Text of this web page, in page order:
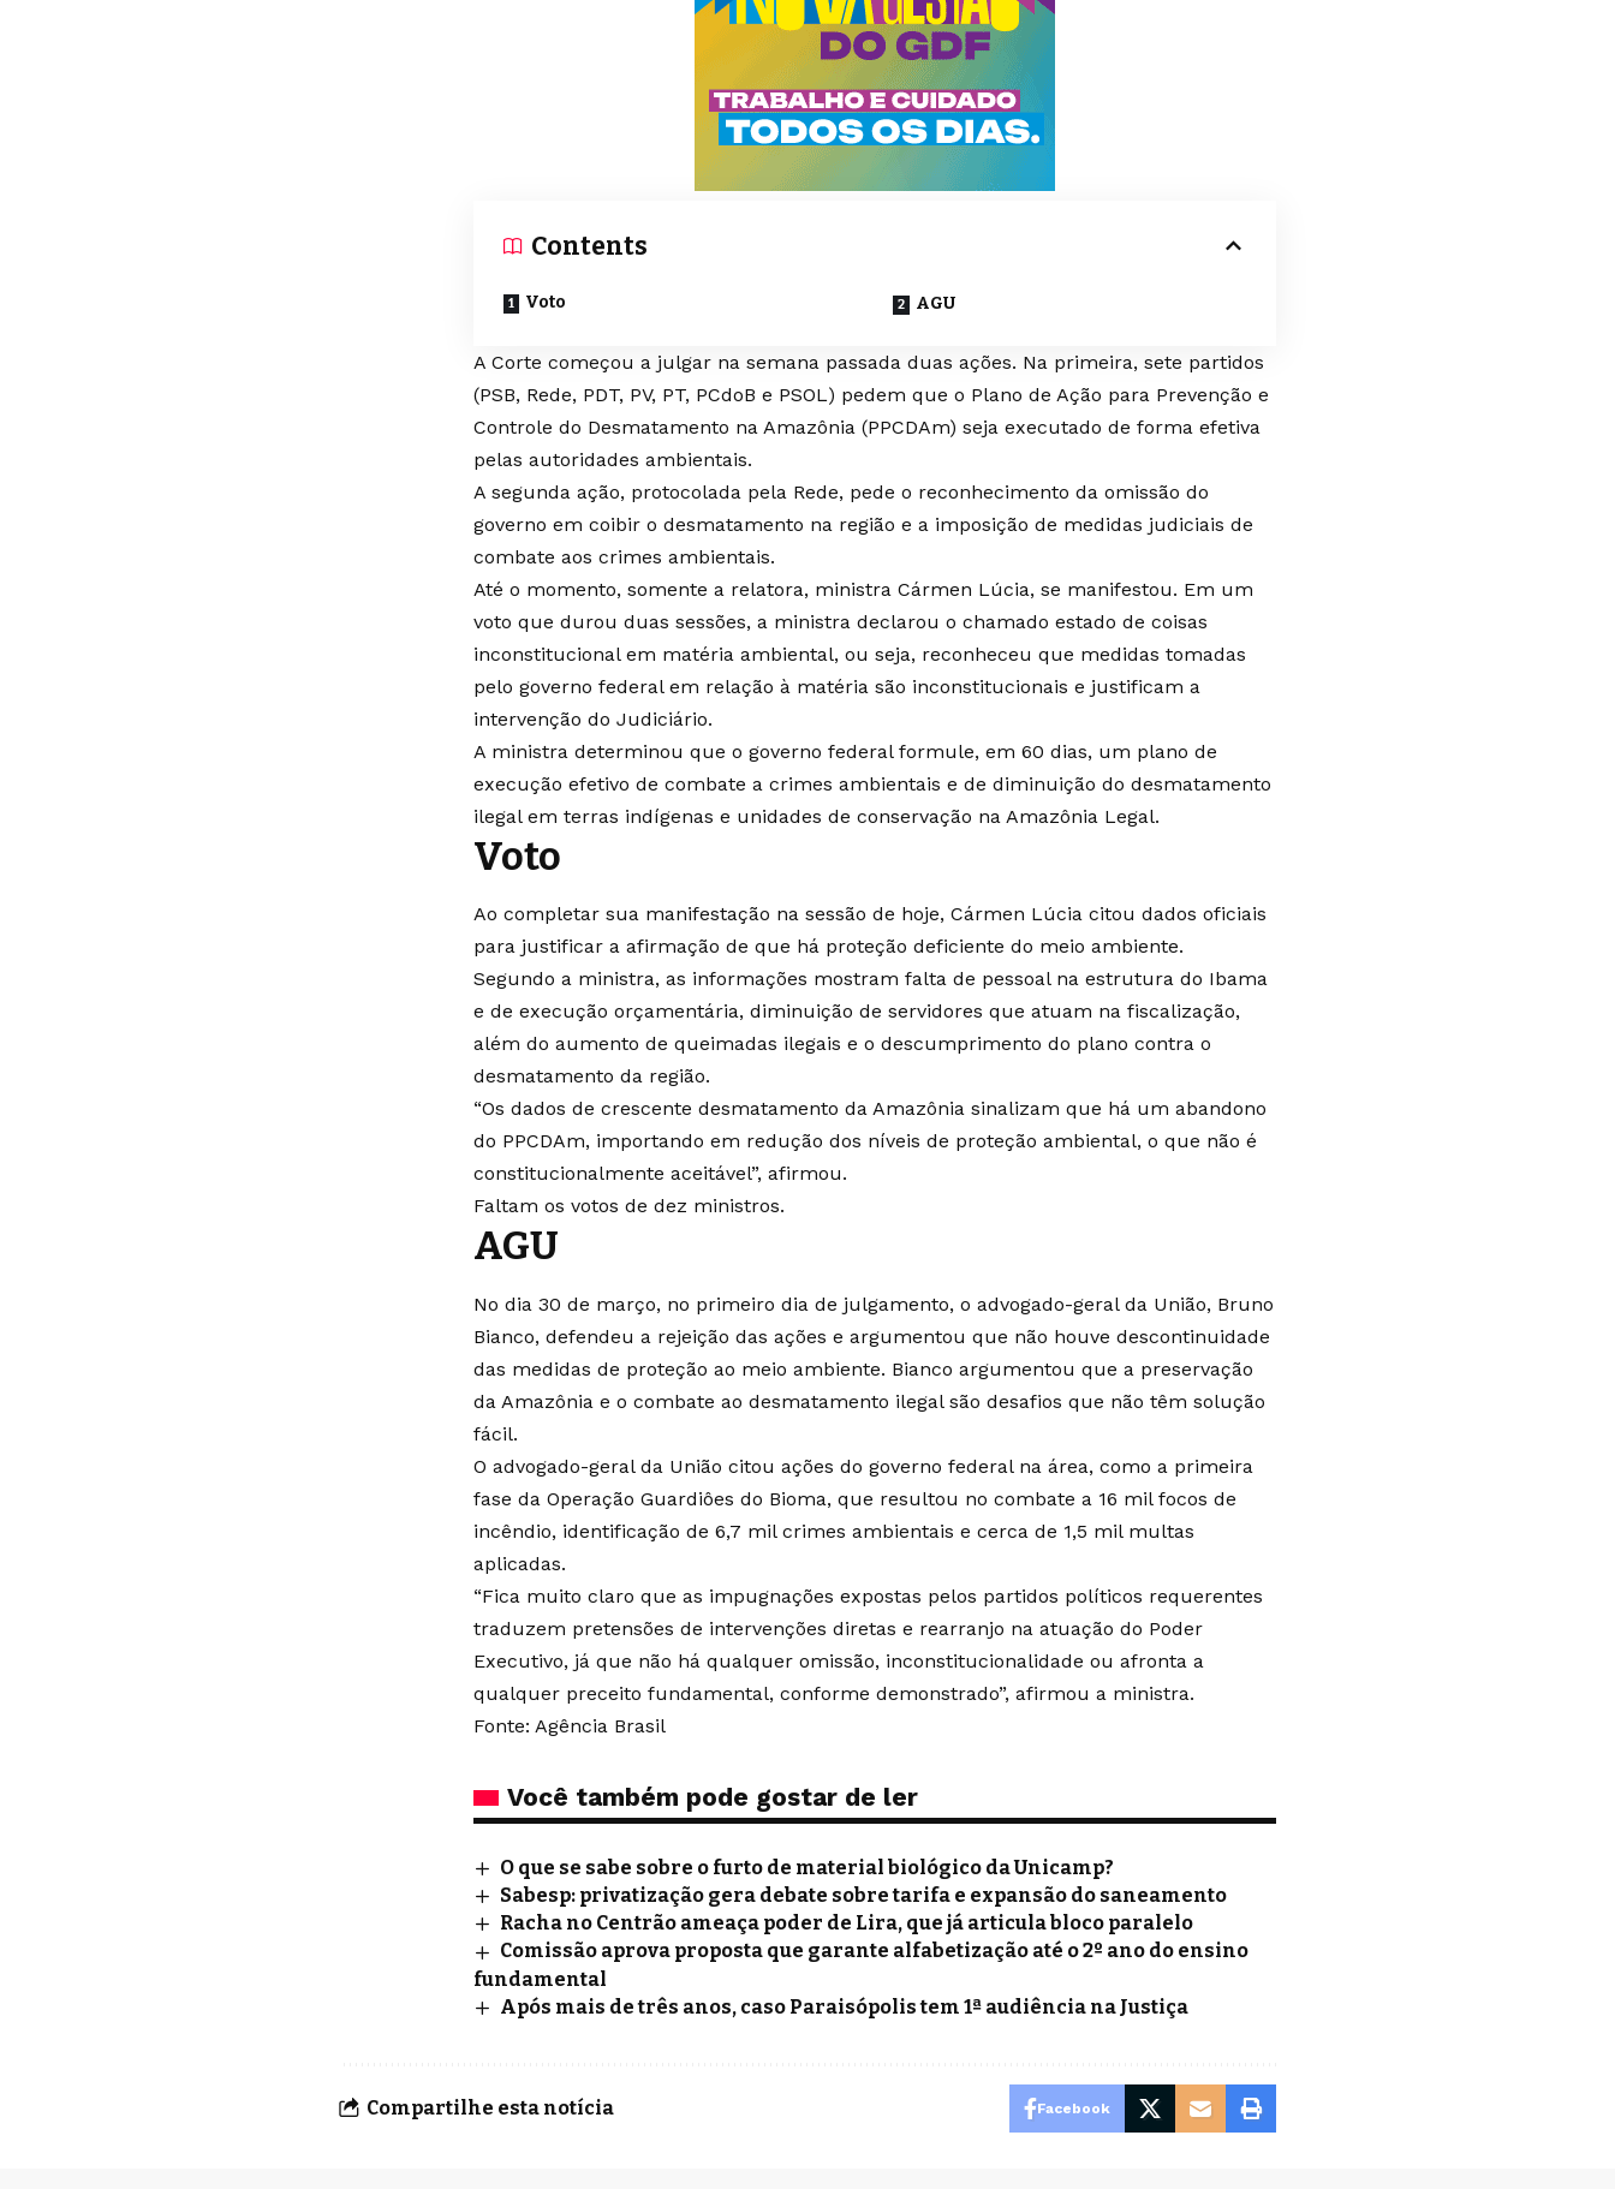
Contents
Voto AGU
A Corte começou a julgar na semana passada duas ações. Na primeira, sete partidos
(PSB, Rede, PDT, PV, PT, PCdoB e PSOL) pedem que o Plano de Ação para Prevenção e
Controle do Desmatamento na Amazônia (PPCDAm) seja executado de forma efetiva
pelas autoridades ambientais.
A segunda ação, protocolada pela Rede, pede o reconhecimento da omissão do
governo em coibir o desmatamento na região e a imposição de medidas judiciais de
combate aos crimes ambientais.
Até o momento, somente a relatora, ministra Cármen Lúcia, se manifestou. Em um
voto que durou duas sessões, a ministra declarou o chamado estado de coisas
inconstitucional em matéria ambiental, ou seja, reconheceu que medidas tomadas
pelo governo federal em relação à matéria são inconstitucionais e justificam a
intervenção do Judiciário.
A ministra determinou que o governo federal formule, em 60 dias, um plano de
execução efetivo de combate a crimes ambientais e de diminuição do desmatamento
ilegal em terras indígenas e unidades de conservação na Amazônia Legal.
Voto
Ao completar sua manifestação na sessão de hoje, Cármen Lúcia citou dados oficiais
para justificar a afirmação de que há proteção deficiente do meio ambiente.
Segundo a ministra, as informações mostram falta de pessoal na estrutura do Ibama
e de execução orçamentária, diminuição de servidores que atuam na fiscalização,
além do aumento de queimadas ilegais e o descumprimento do plano contra o
desmatamento da região.
“Os dados de crescente desmatamento da Amazônia sinalizam que há um abandono
do PPCDAm, importando em redução dos níveis de proteção ambiental, o que não é
constitucionalmente aceitável”, afirmou.
Faltam os votos de dez ministros.
AGU
No dia 30 de março, no primeiro dia de julgamento, o advogado-geral da União, Bruno
Bianco, defendeu a rejeição das ações e argumentou que não houve descontinuidade
das medidas de proteção ao meio ambiente. Bianco argumentou que a preservação
da Amazônia e o combate ao desmatamento ilegal são desafios que não têm solução
fácil.
O advogado-geral da União citou ações do governo federal na área, como a primeira
fase da Operação Guardiôes do Bioma, que resultou no combate a 16 mil focos de
incêndio, identificação de 6,7 mil crimes ambientais e cerca de 1,5 mil multas
aplicadas.
“Fica muito claro que as impugnações expostas pelos partidos políticos requerentes
traduzem pretensões de intervenções diretas e rearranjo na atuação do Poder
Executivo, já que não há qualquer omissão, inconstitucionalidade ou afronta a
qualquer preceito fundamental, conforme demonstrado”, afirmou a ministra.
Fonte: Agência Brasil
Você também pode gostar de ler
O que se sabe sobre o furto de material biológico da Unicamp?
Sabesp: privatização gera debate sobre tarifa e expansão do saneamento
Racha no Centrão ameaça poder de Lira, que já articula bloco paralelo
Comissão aprova proposta que garante alfabetização até o 2º ano do ensino
fundamental
Após mais de três anos, caso Paraisópolis tem 1ª audiência na Justiça
Compartilhe esta notícia Facebook